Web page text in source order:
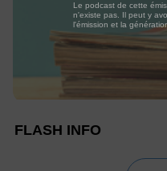
FLASH INFO
Le podcast de cette
n'existe pas. Il peut y
l'émission et la